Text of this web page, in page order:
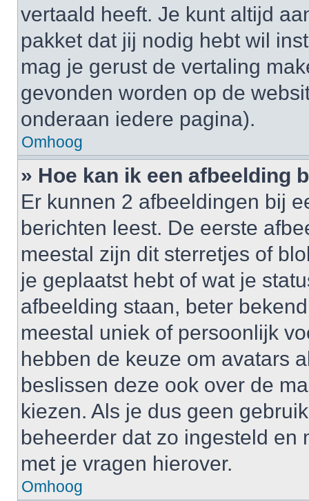
vertaald heeft. Je kunt altijd
pakket dat jij nodig hebt wil
mag je gerust de vertaling
gevonden worden op de
onderaan iedere pagina).
Omhoog
» Hoe kan ik een afbeelding
Er kunnen 2 afbeeldingen bij
berichten leest. De eerste
meestal zijn dit sterretjes of
je geplaatst hebt of wat je
afbeelding staan, beter
meestal uniek of persoonlijk
hebben de keuze om avatars
beslissen deze ook over de
kiezen. Als je dus geen
beheerder dat zo ingesteld en
met je vragen hierover.
Omhoog